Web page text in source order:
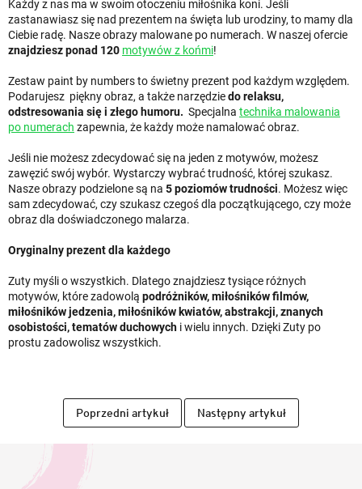
Każdy z nas ma w swoim otoczeniu miłośnika koni. Jeśli
zastanawiasz się nad prezentem na święta lub urodziny, to mamy dla
Ciebie radę. Nasze obrazy malowane po numerach. W naszej ofercie
znajdziesz ponad 120 motywów z końmi!
Zestaw paint by numbers to świetny prezent pod każdym względem.
Podarujesz piękny obraz, a także narzędziedo relaksu,
odstresowania się i złego humoru. Specjalna technika malowania
po numerach zapewnia, że każdy może namalować obraz.
Jeśli nie możesz zdecydować się na jeden z motywów, możesz
zawęzić swój wybór. Wystarczy wybrać trudność, której szukasz.
Nasze obrazy podzielone są na 5 poziomów trudności. Możesz więc
sam zdecydować, czy szukasz czegoś dla początkującego, czy może
obraz dla doświadczonego malarza.
Oryginalny prezent dla każdego
Zuty myśli o wszystkich. Dlatego znajdziesz tysiące różnych
motywów, które zadowolą podróżników, miłośników filmów,
miłośników jedzenia, miłośników kwiatów, abstrakcji, znanych
osobistości, tematów duchowych i wielu innych. Dzięki Zuty po
prostu zadowolisz wszystkich.
Poprzedni artykuł Następny artykuł